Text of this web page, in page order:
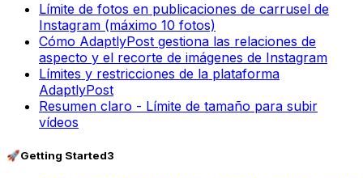
Límite de fotos en publicaciones de carrusel de
Instagram (máximo 10 fotos)
Cómo AdaptlyPost gestiona las relaciones de
aspecto y el recorte de imágenes de Instagram
Límites y restricciones de la plataforma
AdaptlyPost
Resumen claro - Límite de tamaño para subir
vídeos
🚀Getting Started3